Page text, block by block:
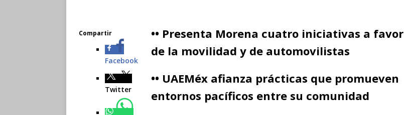
Compartir
Facebook
Twitter
•• Presenta Morena cuatro iniciativas a favor
de la movilidad y de automovilistas
•• UAEMéx afianza prácticas que promueven
entornos pacíficos entre su comunidad